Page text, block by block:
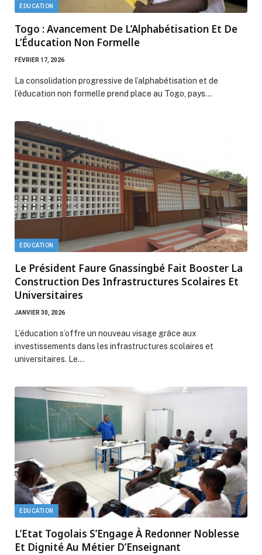
EDUCATION
Togo : Avancement De L’Alphabétisation Et De
L’Éducation Non Formelle
FÉVRIER 17, 2026
La consolidation progressive de l’alphabétisation et de
l’éducation non formelle prend place au Togo, pays…
EDUCATION
Le Président Faure Gnassingbé Fait Booster La
Construction Des Infrastructures Scolaires Et
Universitaires
JANVIER 30, 2026
L’éducation s’offre un nouveau visage grâce aux
investissements dans les infrastructures scolaires et
universitaires. Le…
EDUCATION
L’Etat Togolais S’Engage À Redonner Noblesse
Et Dignité Au Métier D’Enseignant